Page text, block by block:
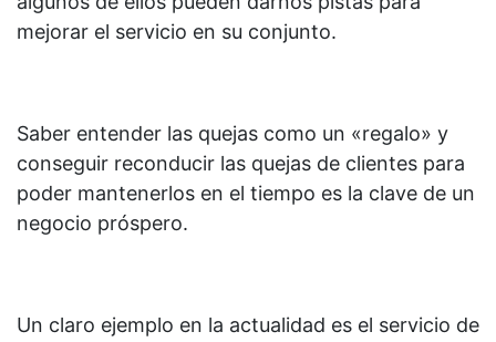
mejorar el servicio en su conjunto.
Saber entender las quejas como un «regalo» y
conseguir reconducir las quejas de clientes para
poder mantenerlos en el tiempo es la clave de un
negocio próspero.
Un claro ejemplo en la actualidad es el servicio de